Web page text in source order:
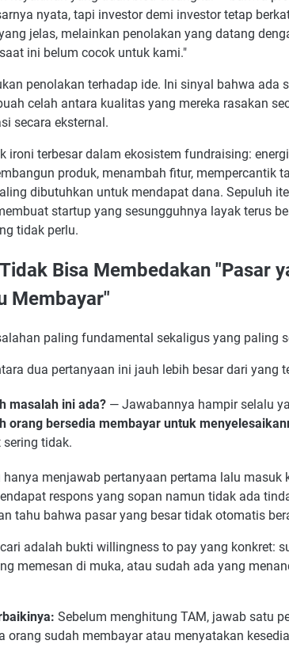
kesalahan-kesalahan ini lebih umum di founder
cara membuktikan bahwa burn rate saya sudah
runway minimum yang dianggap aman sebelum
cara mengakhiri pertemuan investor dengan next
nyata, tapi investor demi investor tetap
jelas, melainkan penolakan yang datang
ini belum cocok untuk kami."
penolakan terhadap ide. Ini sinyal bahwa ada
celah antara kualitas yang mereka rasakan
secara eksternal.
ironi terbesar dalam ekosistem fundraising:
produk, menambah fitur, mempercantik
dibutuhkan untuk mendapat dana. Sepuluh
startup yang sesungguhnya layak terus
tidak perlu.
Bisa Membedakan "Pasar
Membayar"
paling fundamental sekaligus yang paling
dua pertanyaan ini jauh lebih besar dari yang
masalah ini ada? — Jawabannya hampir selalu
orang bersedia membayar untuk
sering tidak.
hanya menjawab pertanyaan pertama lalu masuk
respons yang sopan namun tidak ada
tahu bahwa pasar yang besar tidak otomatis
adalah bukti willingness to pay yang konkret:
memesan di muka, atau sudah ada yang
Sebelum menghitung TAM, jawab satu
orang sudah membayar atau menyatakan